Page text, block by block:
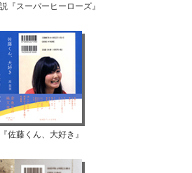
『スーパーヒーローズ』
佐藤くん、大好き』